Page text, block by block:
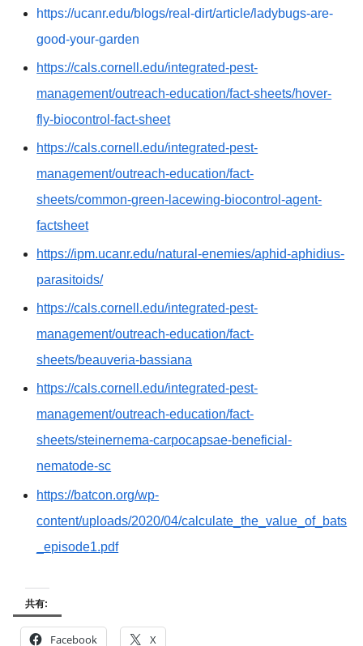
https://ucanr.edu/blogs/real-dirt/article/ladybugs-are-
good-your-garden
https://cals.cornell.edu/integrated-pest-
management/outreach-education/fact-sheets/hover-
fly-biocontrol-fact-sheet
https://cals.cornell.edu/integrated-pest-
management/outreach-education/fact-
sheets/common-green-lacewing-biocontrol-agent-
factsheet
https://ipm.ucanr.edu/natural-enemies/aphid-aphidius-
parasitoids/
https://cals.cornell.edu/integrated-pest-
management/outreach-education/fact-
sheets/beauveria-bassiana
https://cals.cornell.edu/integrated-pest-
management/outreach-education/fact-
sheets/steinernema-carpocapsae-beneficial-
nematode-sc
https://batcon.org/wp-
content/uploads/2020/04/calculate_the_value_of_bats
_episode1.pdf
共有:
Facebook X